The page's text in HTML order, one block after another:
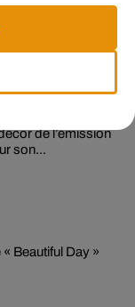
de l’émission
son...
Beautiful Day »